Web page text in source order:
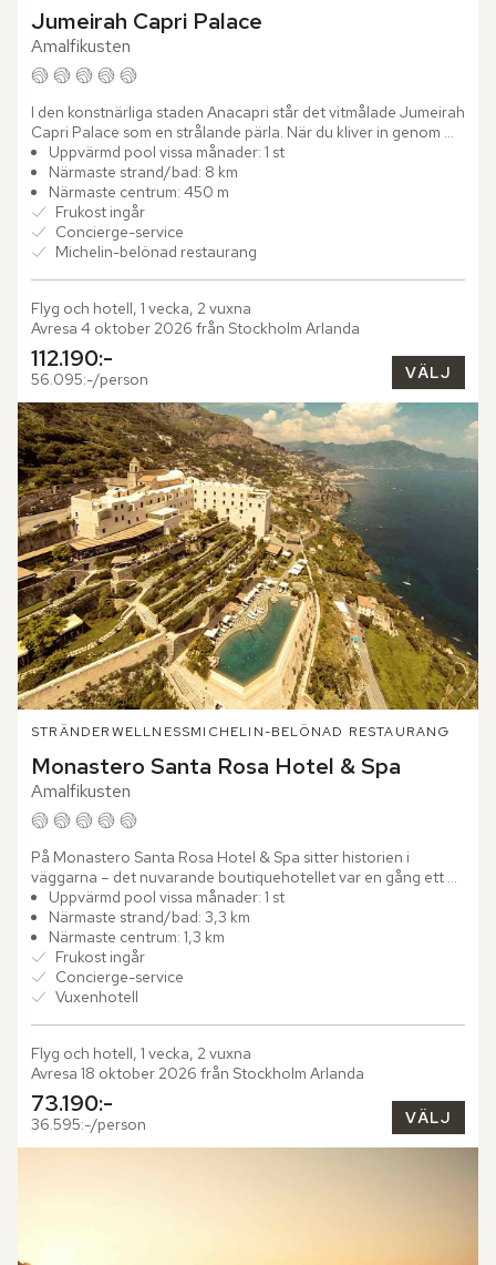
Jumeirah Capri Palace
Amalfikusten
I den konstnärliga staden Anacapri står det vitmålade Jumeirah
Capri Palace som en strålande pärla. När du kliver in genom
dörrarna möts du av "Shores of the Seas" – en imponerande...
Uppvärmd pool vissa månader: 1 st
Närmaste strand/bad: 8 km
Närmaste centrum: 450 m
Frukost ingår
Concierge-service
Michelin-belönad restaurang
Flyg och hotell, 1 vecka, 2 vuxna
Avresa 4 oktober 2026 från Stockholm Arlanda
112.190:-
56.095:-/person VÄLJ
STRÄNDERWELLNESSMICHELIN-BELÖNAD RESTAURANG
Monastero Santa Rosa Hotel & Spa
Amalfikusten
På Monastero Santa Rosa Hotel & Spa sitter historien i
väggarna – det nuvarande boutiquehotellet var en gång ett
vackert 1600-talskloster. Stenvalv, tunga träportar och svala...
Uppvärmd pool vissa månader: 1 st
Närmaste strand/bad: 3,3 km
Närmaste centrum: 1,3 km
Frukost ingår
Concierge-service
Vuxenhotell
Flyg och hotell, 1 vecka, 2 vuxna
Avresa 18 oktober 2026 från Stockholm Arlanda
73.190:-
36.595:-/person VÄLJ